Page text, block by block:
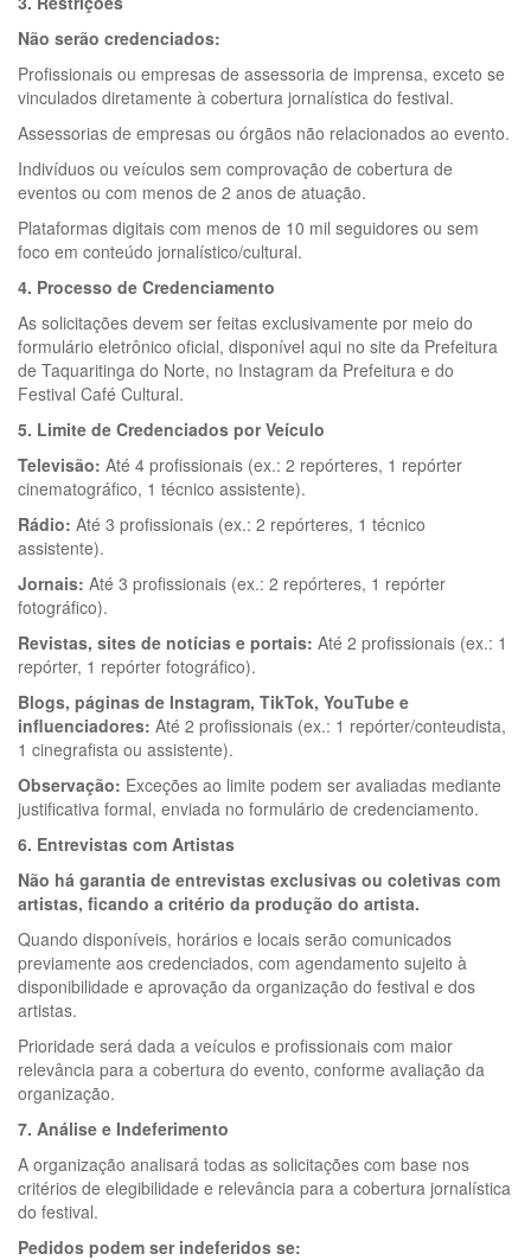
Não serão credenciados:
Profissionais ou empresas de assessoria de imprensa, exceto se
vinculados diretamente à cobertura jornalística do festival.
Assessorias de empresas ou órgãos não relacionados ao evento.
Indivíduos ou veículos sem comprovação de cobertura de
eventos ou com menos de 2 anos de atuação.
Plataformas digitais com menos de 10 mil seguidores ou sem
foco em conteúdo jornalístico/cultural.
4. Processo de Credenciamento
As solicitações devem ser feitas exclusivamente por meio do
formulário eletrônico oficial, disponível aqui no site da Prefeitura
de Taquaritinga do Norte, no Instagram da Prefeitura e do
Festival Café Cultural.
5. Limite de Credenciados por Veículo
Televisão: Até 4 profissionais (ex.: 2 repórteres, 1 repórter
cinematográfico, 1 técnico assistente).
Rádio: Até 3 profissionais (ex.: 2 repórteres, 1 técnico
assistente).
Jornais: Até 3 profissionais (ex.: 2 repórteres, 1 repórter
fotográfico).
Revistas, sites de notícias e portais: Até 2 profissionais (ex.: 1
repórter, 1 repórter fotográfico).
Blogs, páginas de Instagram, TikTok, YouTube e
influenciadores: Até 2 profissionais (ex.: 1 repórter/conteudista,
1 cinegrafista ou assistente).
Observação: Exceções ao limite podem ser avaliadas mediante
justificativa formal, enviada no formulário de credenciamento.
6. Entrevistas com Artistas
Não há garantia de entrevistas exclusivas ou coletivas com
artistas, ficando a critério da produção do artista.
Quando disponíveis, horários e locais serão comunicados
previamente aos credenciados, com agendamento sujeito à
disponibilidade e aprovação da organização do festival e dos
artistas.
Prioridade será dada a veículos e profissionais com maior
relevância para a cobertura do evento, conforme avaliação da
organização.
7. Análise e Indeferimento
A organização analisará todas as solicitações com base nos
critérios de elegibilidade e relevância para a cobertura jornalística
do festival.
Pedidos podem ser indeferidos se: